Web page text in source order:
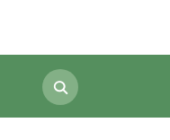
Search
for: